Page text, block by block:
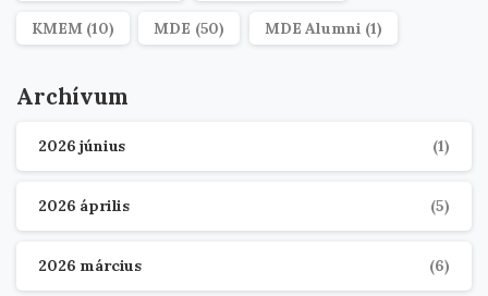
KMEM(10) MDE (50) MDE Alumni (1)
Archívum
2026 június (1)
2026 április (5)
2026 március (6)